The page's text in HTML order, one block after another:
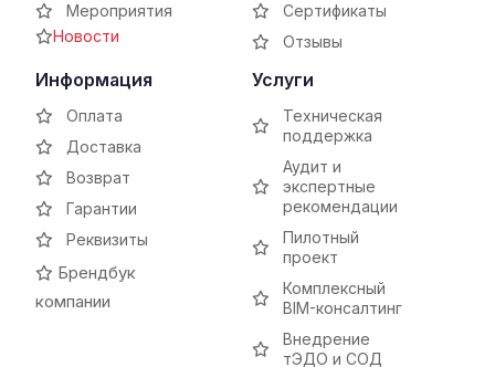
Мероприятия
Новости
Сертификаты
Отзывы
Информация
Оплата
Доставка
Возврат
Гарантии
Реквизиты
Брендбук
компании
Услуги
Техническая
поддержка
Аудит и
экспертные
рекомендации
Пилотный
проект
Комплексный
BIM-консалтинг
Внедрение
тЭДО и СОД